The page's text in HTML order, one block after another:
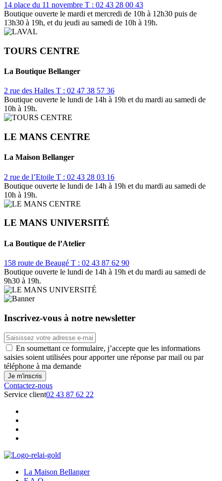
14 place du 11 novembre T : 02 43 28 00 43
Boutique ouverte le mardi et mercredi de 10h à 12h30 puis de
13h30 à 19h, et du jeudi au samedi de 10h à 19h.
TOURS CENTRE
La Boutique Bellanger
2 rue des Halles T : 02 47 38 57 36
Boutique ouverte le lundi de 14h à 19h et du mardi au samedi de
10h à 19h.
LE MANS CENTRE
La Maison Bellanger
2 rue de l’Etoile T : 02 43 28 03 16
Boutique ouverte le lundi de 14h à 19h et du mardi au samedi de
10h à 19h.
LE MANS UNIVERSITÉ
La Boutique de l’Atelier
158 route de Beaugé T : 02 43 87 62 90
Boutique ouverte le lundi de 14h à 19h et du mardi au samedi de
9h30 à 19h.
Inscrivez-vous à notre newsletter
En soumettant ce formulaire, j’accepte que les informations
saisies soient utilisées pour apporter une réponse par mail ou par
téléphone à ma demande
Contactez-nous
Service client02 43 87 62 22
La Maison Bellanger